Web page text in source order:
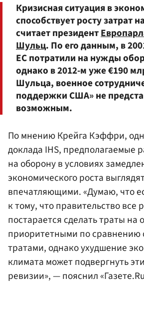
Кризисная ситуация в
способствует росту затрат
считает президент
Шульц. По его данным, в
ЕС потратили на нужды
однако в 2012-м уже €190
Шульца, военное
поддержки США» не
возможным.
По мнению Крейга Кэффри,
доклада IHS, предполагаемые
на оборону в условиях
экономического роста
впечатляющими. «Думаю, что
к тому, что правительство все
постарается сделать траты на
приоритетными по сравнению
тратами, однако ухудшение
климата может подвергнуть
ревизии», — пояснил